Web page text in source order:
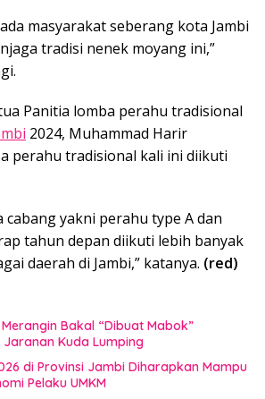
masyarakat seberang kota Jambi
tradisi nenek moyang ini,”
Panitia lomba perahu tradisional
2024, Muhammad Harir
perahu tradisional kali ini diikuti
cabang yakni perahu type A dan
tahun depan diikuti lebih banyak
daerah di Jambi,” katanya. (red)
Merangin Bakal “Dibuat Mabok”
Kuda Lumping
di Provinsi Jambi Diharapkan Mampu
Pelaku UMKM